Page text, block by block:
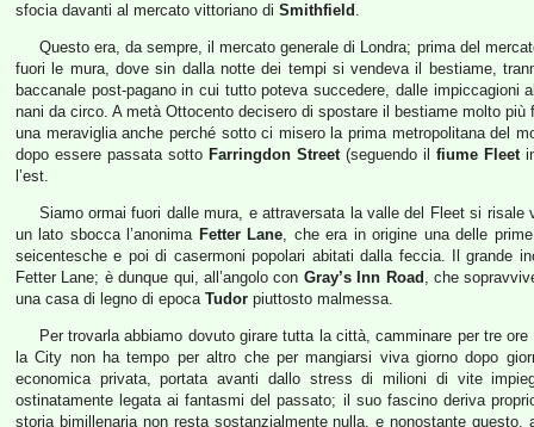
sfocia davanti al mercato vittoriano di Smithfield .
Questo era, da sempre, il mercato generale di Londra; prima del
fuori le mura, dove sin dalla notte dei tempi si vendeva il bestiame,
baccanale post-pagano in cui tutto poteva succedere, dalle impiccagioni
nani da circo. A metà Ottocento decisero di spostare il bestiame molto
una meraviglia anche perché sotto ci misero la prima metropolitana del
dopo essere passata sotto Farringdon Street(seguendo il fiume Fleet
l’est.
Siamo ormai fuori dalle mura, e attraversata la valle del Fleet si risale
un lato sbocca l’anonima Fetter Lane, che era in origine una delle
seicentesche e poi di casermoni popolari abitati dalla feccia. Il grande
Fetter Lane; è dunque qui, all’angolo con Gray’s Inn Road , che
una casa di legno di epoca Tudor piuttosto malmessa.
Per trovarla abbiamo dovuto girare tutta la città, camminare per tre
la City non ha tempo per altro che per mangiarsi viva giorno dopo
economica privata, portata avanti dallo stress di milioni di vite
ostinatamente legata ai fantasmi del passato; il suo fascino deriva
storia bimillenaria non resta sostanzialmente nulla, e nonostante